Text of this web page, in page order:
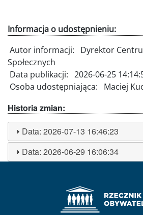
Informacja o udostępnieniu:
Autor informacji:
Dyrektor
Społecznych
Data publikacji: 2026-06-25
Osoba udostępniająca:
Maciej
Historia zmian:
Data:2026-07-13 16:46:23
Data:2026-06-29 16:06:34